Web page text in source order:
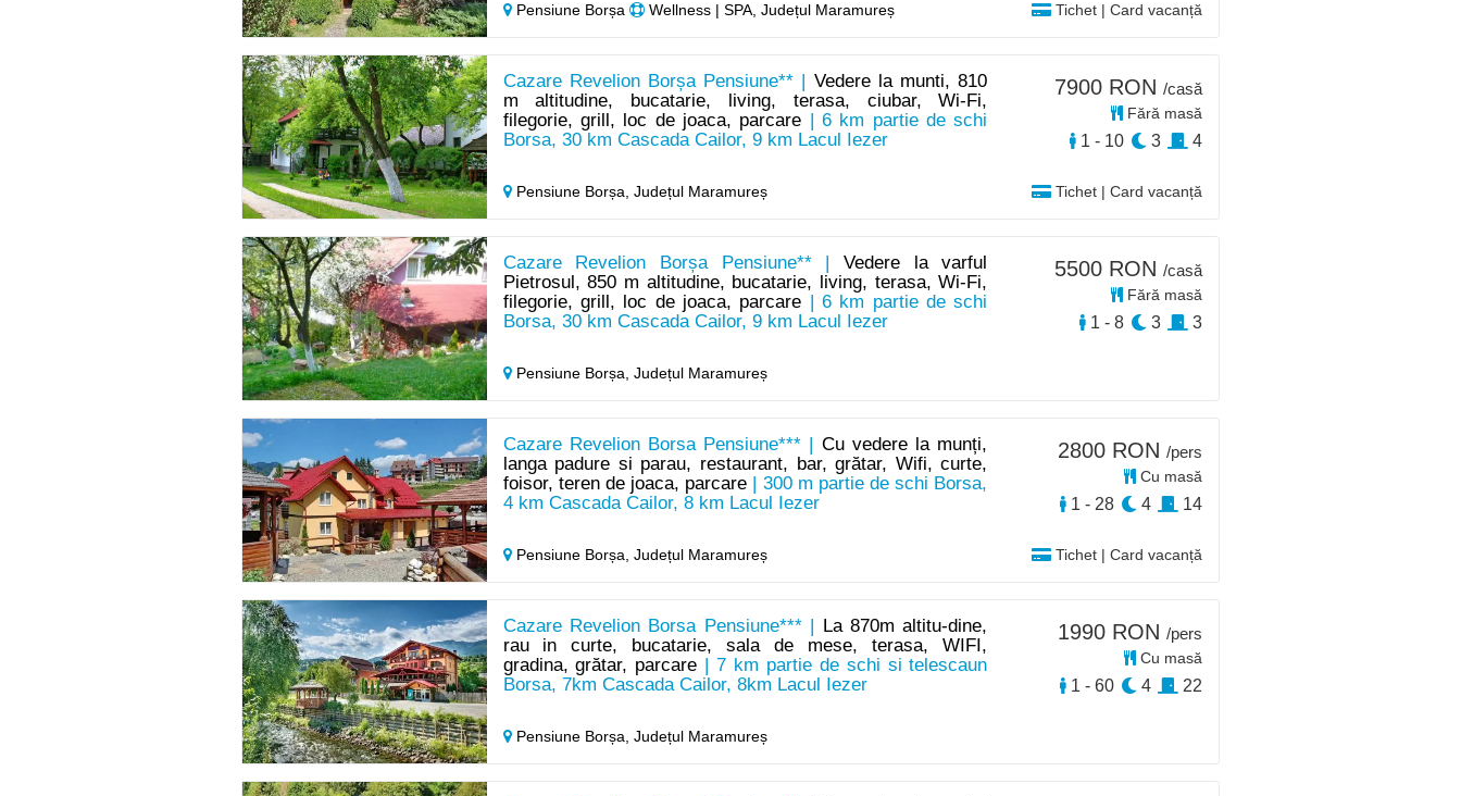
Pensiune Borșa Wellness | SPA, Județul Maramureș Tichet | Card vacanță
Cazare Revelion Borșa Pensiune** | Vedere la munti, 810
m altitudine, bucatarie, living, terasa, ciubar, Wi-Fi,
filegorie, grill, loc de joaca, parcare | 6 km partie de schi
Borsa, 30 km Cascada Cailor, 9 km Lacul Iezer
Pensiune Borșa, Județul Maramureș Tichet | Card vacanță
7900 RON /casă
Fără masă
1 - 10 3 4
Cazare Revelion Borșa Pensiune** |Vedere la varful
Pietrosul, 850 m altitudine, bucatarie, living, terasa, Wi-Fi,
filegorie, grill, loc de joaca, parcare | 6 km partie de schi
Borsa, 30 km Cascada Cailor, 9 km Lacul Iezer
Pensiune Borșa, Județul Maramureș
5500 RON /casă
Fără masă
1 - 8 3 3
Cazare Revelion Borsa Pensiune*** | Cu vedere la munți,
langa padure si parau, restaurant, bar, grătar, Wifi, curte,
foisor, teren de joaca, parcare | 300 m partie de schi Borsa,
4 km Cascada Cailor, 8 km Lacul Iezer
Pensiune Borșa, Județul Maramureș Tichet | Card vacanță
2800 RON /pers
Cu masă
1 - 28 4 14
Cazare Revelion Borsa Pensiune*** |
La 870m altitu-dine,
rau in curte, bucatarie, sala de mese, terasa, WIFI,
gradina, grătar, parcare | 7 km partie de schi si telescaun
Borsa, 7km Cascada Cailor, 8km Lacul Iezer
Pensiune Borșa, Județul Maramureș
1990 RON /pers
Cu masă
1 - 60 4 22